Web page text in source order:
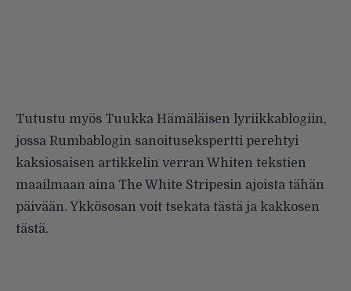
Tutustu myös Tuukka Hämäläisen lyriikkablogiin,
jossa Rumbablogin sanoitusekspertti perehtyi
kaksiosaisen artikkelin verran Whiten tekstien
maailmaan aina The White Stripesin ajoista tähän
päivään. Ykkösosan voit tsekata tästä ja kakkosen
tästä.